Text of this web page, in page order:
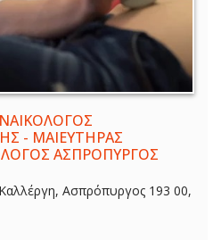
- ΜΑΙΕΥΤΗΡΑΣ
ΑΣΠΡΟΠΥΡΓΟΣ
Ασπρόπυργος 193 00,